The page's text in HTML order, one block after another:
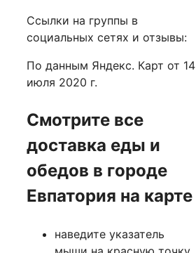
Ссылки на группы в
социальных сетях и отзывы:
По данным Яндекс. Карт от 14
июля 2020 г.
Смотрите все
доставка еды и
обедов в городе
Евпатория на карте
наведите указатель